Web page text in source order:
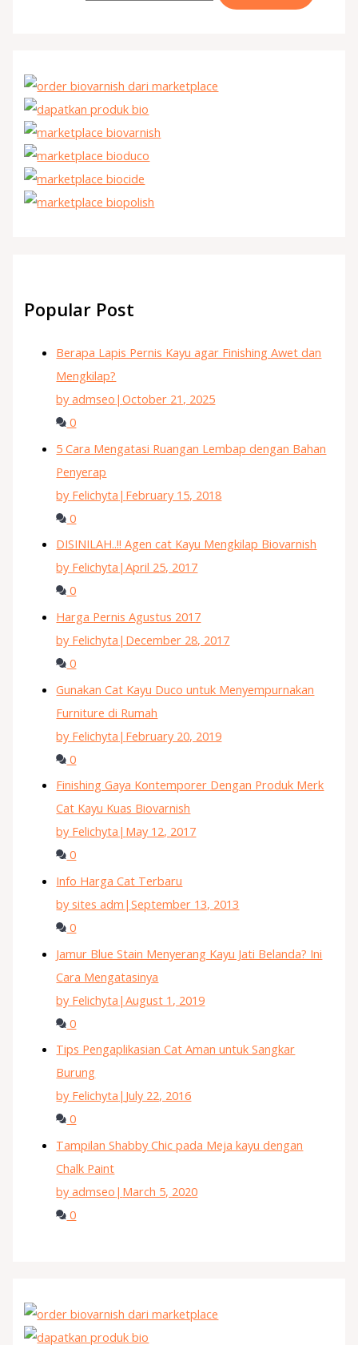
Popular Post
Berapa Lapis Pernis Kayu agar Finishing Awet dan
Mengkilap?
by admseo |October 21, 2025
0
5 Cara Mengatasi Ruangan Lembap dengan Bahan
Penyerap
by Felichyta | February 15, 2018
0
DISINILAH..!! Agen cat Kayu Mengkilap Biovarnish
by Felichyta |April 25, 2017
0
Harga Pernis Agustus 2017
by Felichyta | December 28, 2017
0
Gunakan Cat Kayu Duco untuk Menyempurnakan
Furniture di Rumah
by Felichyta | February 20, 2019
0
Finishing Gaya Kontemporer Dengan Produk Merk
Cat Kayu Kuas Biovarnish
by Felichyta | May 12, 2017
0
Info Harga Cat Terbaru
by sites adm |September 13, 2013
0
Jamur Blue Stain Menyerang Kayu Jati Belanda? Ini
Cara Mengatasinya
by Felichyta |August 1, 2019
0
Tips Pengaplikasian Cat Aman untuk Sangkar
Burung
by Felichyta | July 22, 2016
0
Tampilan Shabby Chic pada Meja kayu dengan
Chalk Paint
by admseo | March 5, 2020
0